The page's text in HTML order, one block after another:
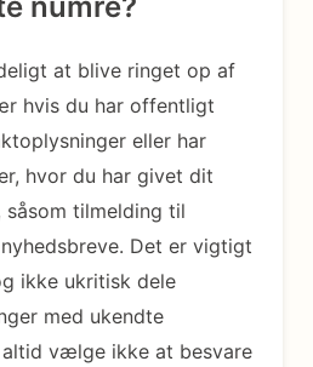
at blive ringet op af
hvis du har offentligt
eller har
hvor du har givet dit
såsom tilmelding til
Det er vigtigt
ikke ukritisk dele
med ukendte
vælge ikke at besvare